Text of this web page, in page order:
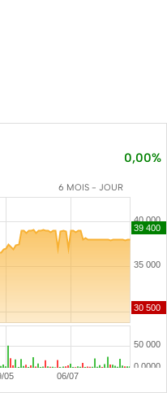
0,00%
6 MOIS - JOUR